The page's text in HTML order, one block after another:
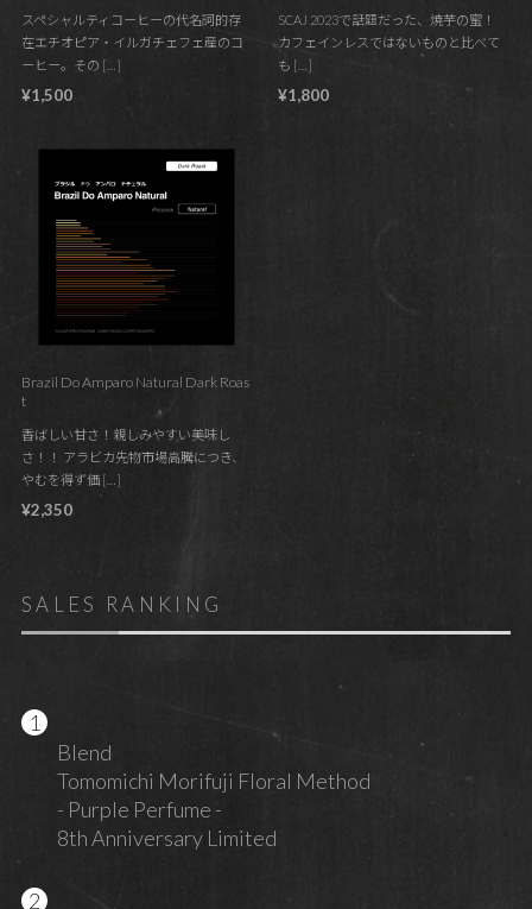
スペシャルティコーヒーの代名詞的存
在エチオピア・イルガチェフェ産のコ
ーヒー。その […]
¥1,500
SCAJ 2023で話題だった、焼芋の蜜！
カフェインレスではないものと比べて
も […]
¥1,800
Brazil Do Amparo Natural Dark Roas
t
香ばしい甘さ！親しみやすい美味し
さ！！ アラビカ先物市場高騰につき、
やむを得ず価 […]
¥2,350
SALES RANKING
Blend
Tomomichi Morifuji Floral Method
- Purple Perfume -
8th Anniversary Limited